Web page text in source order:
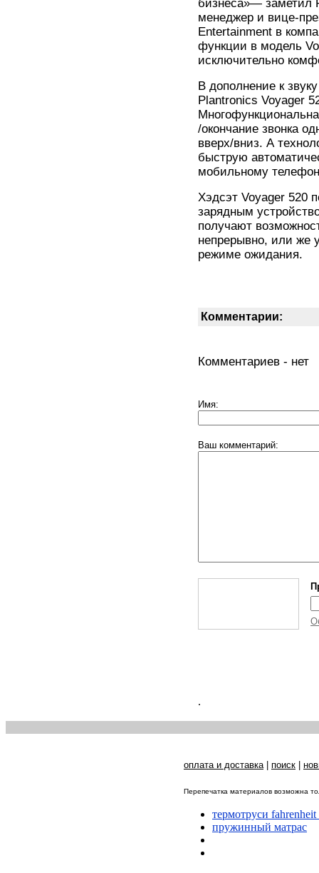
бизнеса»— заметил
менеджер и вице-
Entertainment в
функции в модель
исключительно
В дополнение к
Plantronics Voyager
/окончание звонка
вверх/вниз. А
быструю
мобильному
Хэдсэт Voyager 520
зарядным
получают
непрерывно, или же
режиме ожидания.
Комментарии:
Комментариев - нет
Имя:
Ваш комментарий:
.
оплата и доставка| поиск
Перепечатка материалов возможна
термотруси fahrenheit
пружинный матрас